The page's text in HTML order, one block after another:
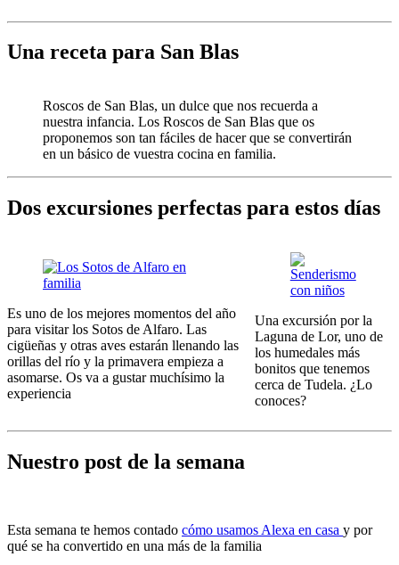
Una receta para San Blas
Roscos de San Blas, un dulce que nos recuerda a
nuestra infancia. Los Roscos de San Blas que os
proponemos son tan fáciles de hacer que se convertirán
en un básico de vuestra cocina en familia.
Dos excursiones perfectas para estos días
Es uno de los mejores momentos del año
para visitar los Sotos de Alfaro. Las
cigüeñas y otras aves estarán llenando las
orillas del río y la primavera empieza a
asomarse. Os va a gustar muchísimo la
experiencia
Una excursión por la
Laguna de Lor, uno de
los humedales más
bonitos que tenemos
cerca de Tudela. ¿Lo
conoces?
Nuestro post de la semana
Esta semana te hemos contado cómo usamos Alexa en casa y por
qué se ha convertido en una más de la familia